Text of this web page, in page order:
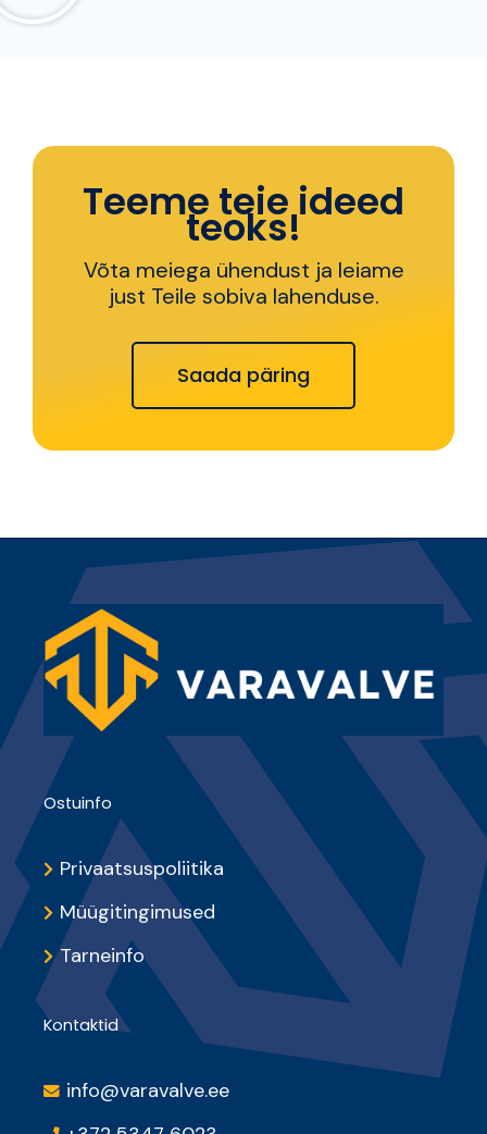
Teeme teie ideed
teoks!
Võta meiega ühendust ja leiame
just Teile sobiva lahenduse.
Saada päring
Ostuinfo
Privaatsuspoliitika
Müügitingimused
Tarneinfo
Kontaktid
info@varavalve.ee